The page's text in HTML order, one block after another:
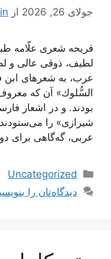
جولای 26, 2026 از
قریحه شعری علّامه
لطیف، ذوقی عالى و
عرب، به شعرهاى‌
السُّلوك» آن‌ كه
بودند. و در اشعار
شیرازى» را
عربى، گه‌گاهى براى
دسته‌ها
Uncategorized
دیدگاه‌تان را